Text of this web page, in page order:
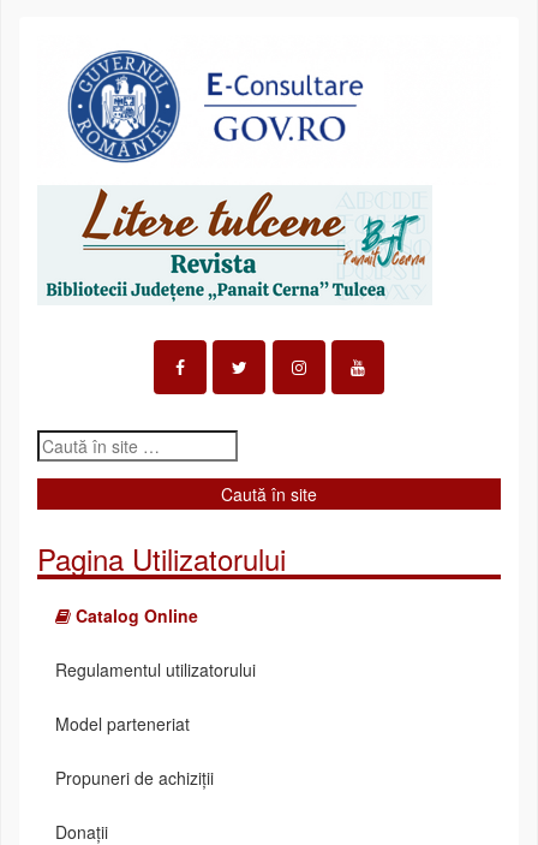
Pagina Utilizatorului
Catalog Online
Regulamentul utilizatorului
Model parteneriat
Propuneri de achiziții
Donații